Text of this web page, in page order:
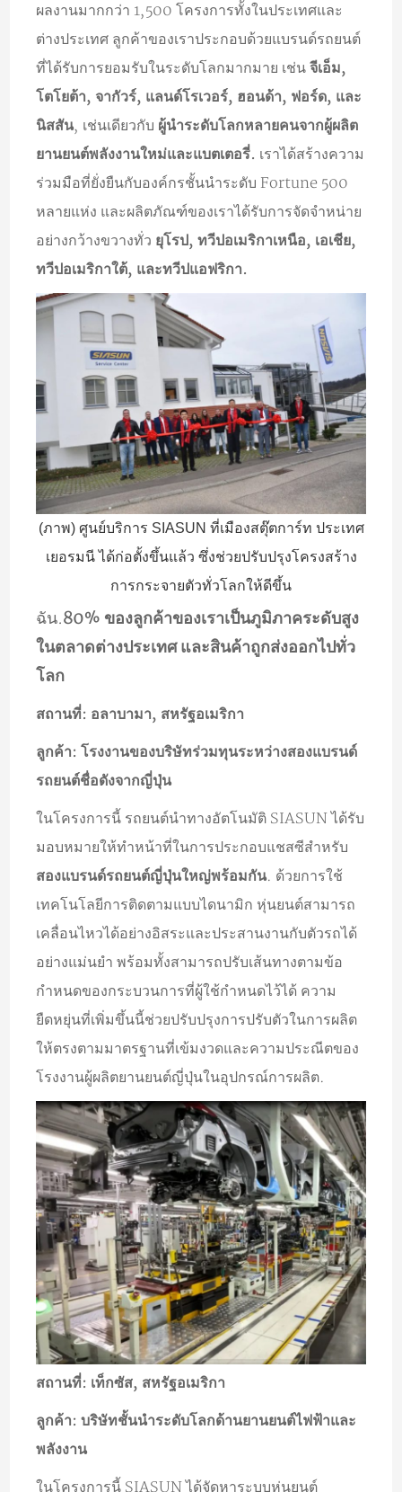
ผลงานมากกว่า 1,500 โครงการทั้งในประเทศและ
ต่างประเทศ ลูกค้าของเราประกอบด้วยแบรนด์รถยนต์
ที่ได้รับการยอมรับในระดับโลกมากมาย เช่น จีเอ็ม,
โตโยต้า, จากัวร์, แลนด์โรเวอร์, ฮอนด้า, ฟอร์ด, และ
นิสสัน, เช่นเดียวกับ ผู้นำระดับโลกหลายคนจากผู้ผลิต
ยานยนต์พลังงานใหม่และแบตเตอรี่. เราได้สร้างความ
ร่วมมือที่ยั่งยืนกับองค์กรชั้นนำระดับ Fortune 500
หลายแห่ง และผลิตภัณฑ์ของเราได้รับการจัดจำหน่าย
อย่างกว้างขวางทั่ว ยุโรป, ทวีปอเมริกาเหนือ, เอเชีย,
ทวีปอเมริกาใต้, และทวีปแอฟริกา.
(ภาพ) ศูนย์บริการ SIASUN ที่เมืองสตุ๊ตการ์ท ประเทศ
เยอรมนี ได้ก่อตั้งขึ้นแล้ว ซึ่งช่วยปรับปรุงโครงสร้าง
การกระจายตัวทั่วโลกให้ดีขึ้น
ฉัน.80% ของลูกค้าของเราเป็นภูมิภาคระดับสูง
ในตลาดต่างประเทศ และสินค้าถูกส่งออกไปทั่ว
โลก
สถานที่: อลาบามา, สหรัฐอเมริกา
ลูกค้า: โรงงานของบริษัทร่วมทุนระหว่างสองแบรนด์
รถยนต์ชื่อดังจากญี่ปุ่น
ในโครงการนี้ รถยนต์นำทางอัตโนมัติ SIASUN ได้รับ
มอบหมายให้ทำหน้าที่ในการประกอบแชสซีสำหรับ
สองแบรนด์รถยนต์ญี่ปุ่นใหญ่พร้อมกัน. ด้วยการใช้
เทคโนโลยีการติดตามแบบไดนามิก หุ่นยนต์สามารถ
เคลื่อนไหวได้อย่างอิสระและประสานงานกับตัวรถได้
อย่างแม่นยำ พร้อมทั้งสามารถปรับเส้นทางตามข้อ
กำหนดของกระบวนการที่ผู้ใช้กำหนดไว้ได้ ความ
ยืดหยุ่นที่เพิ่มขึ้นนี้ช่วยปรับปรุงการปรับตัวในการผลิต
ให้ตรงตามมาตรฐานที่เข้มงวดและความประณีตของ
โรงงานผู้ผลิตยานยนต์ญี่ปุ่นในอุปกรณ์การผลิต.
สถานที่: เท็กซัส, สหรัฐอเมริกา
ลูกค้า: บริษัทชั้นนำระดับโลกด้านยานยนต์ไฟฟ้าและ
พลังงาน
ในโครงการนี้ SIASUN ได้จัดหาระบบหุ่นยนต์